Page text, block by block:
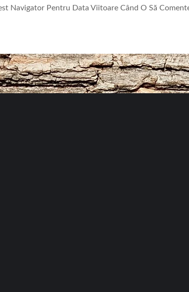
Navigator Pentru Data Viitoare Când O Să